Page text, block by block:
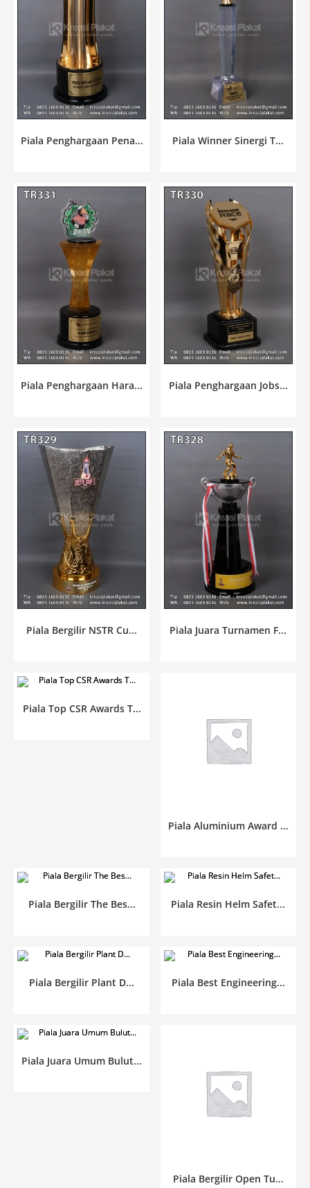
Piala Penghargaan Pena... Piala Winner Sinergi T...
Piala Penghargaan Hara... Piala Penghargaan Jobs...
Piala Bergilir NSTR Cu... Piala Juara Turnamen F...
Piala Top CSR Awards T...
Piala Aluminium Award ...
Piala Bergilir The Bes... Piala Resin Helm Safet...
Piala Bergilir Plant D... Piala Best Engineering...
Piala Juara Umum Bulut...
Piala Bergilir Open Tu...